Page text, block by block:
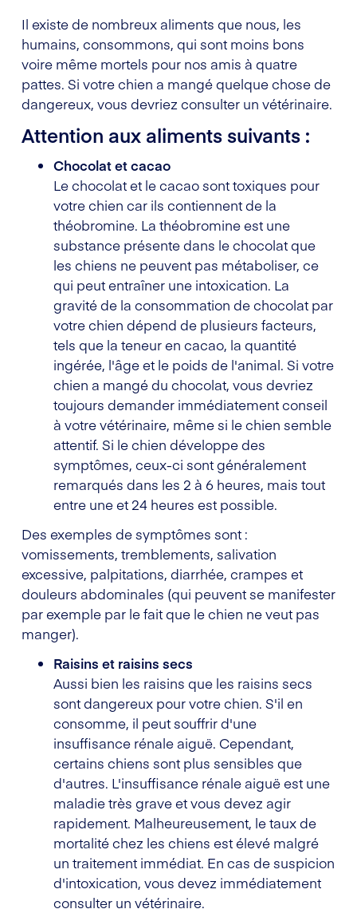
Il existe de nombreux aliments que nous, les
humains, consommons, qui sont moins bons
voire même mortels pour nos amis à quatre
pattes. Si votre chien a mangé quelque chose de
dangereux, vous devriez consulter un vétérinaire.
Attention aux aliments suivants :
Chocolat et cacao
Le chocolat et le cacao sont toxiques pour
votre chien car ils contiennent de la
théobromine. La théobromine est une
substance présente dans le chocolat que
les chiens ne peuvent pas métaboliser, ce
qui peut entraîner une intoxication. La
gravité de la consommation de chocolat par
votre chien dépend de plusieurs facteurs,
tels que la teneur en cacao, la quantité
ingérée, l'âge et le poids de l'animal. Si votre
chien a mangé du chocolat, vous devriez
toujours demander immédiatement conseil
à votre vétérinaire, même si le chien semble
attentif. Si le chien développe des
symptômes, ceux-ci sont généralement
remarqués dans les 2 à 6 heures, mais tout
entre une et 24 heures est possible.
Des exemples de symptômes sont :
vomissements, tremblements, salivation
excessive, palpitations, diarrhée, crampes et
douleurs abdominales (qui peuvent se manifester
par exemple par le fait que le chien ne veut pas
manger).
Raisins et raisins secs
Aussi bien les raisins que les raisins secs
sont dangereux pour votre chien. S'il en
consomme, il peut souffrir d'une
insuffisance rénale aiguë. Cependant,
certains chiens sont plus sensibles que
d'autres. L'insuffisance rénale aiguë est une
maladie très grave et vous devez agir
rapidement. Malheureusement, le taux de
mortalité chez les chiens est élevé malgré
un traitement immédiat. En cas de suspicion
d'intoxication, vous devez immédiatement
consulter un vétérinaire.